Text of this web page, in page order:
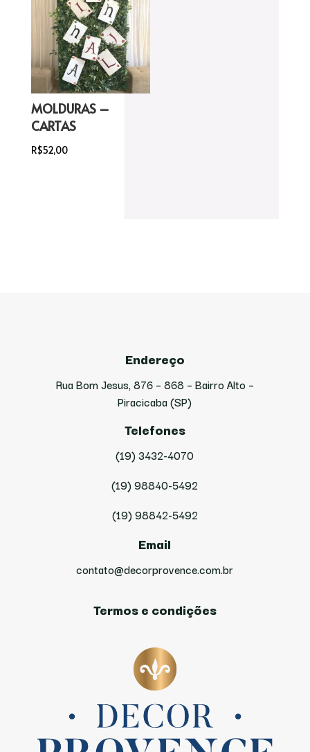
MOLDURAS –
CARTAS
R$52,00
Endereço
Rua Bom Jesus, 876 – 868 – Bairro Alto –
Piracicaba (SP)
Telefones
(19) 3432-4070
(19) 98840-5492
(19) 98842-5492
Email
contato@decorprovence.com.br
Termos e condições